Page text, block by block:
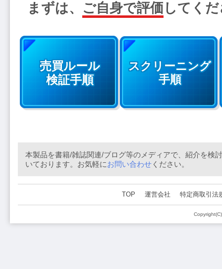
まずは、 ご自身で評価 してく
売買ルール
検証手順
スクリーニング
手順
本製品を書籍/雑誌関連/ブログ等のメディアで、紹介を検
いております。お気軽にお問い合わせ ください。
TOP 運営会社 特定商取引法